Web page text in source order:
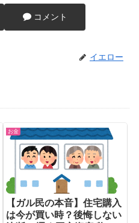
コメント
イエロー
お金
【ガル民の本音】住宅購入
は今が買い時？後悔しない